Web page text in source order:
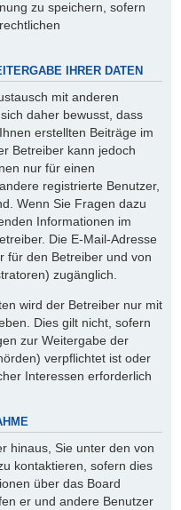
zu speichern, sofern
IHRER DATEN
mit anderen
daher bewusst, dass
erstellten Beiträge im
Betreiber kann jedoch
nur für einen
registrierte Benutzer,
Wenn Sie Fragen dazu
Informationen im
Die E-Mail-Adresse
für den Betreiber und von
zugänglich.
wird der Betreiber nur mit
Dies gilt nicht, sofern
zur Weitergabe der
verpflichtet ist oder
Interessen erforderlich
hinaus, Sie unter den von
kontaktieren, sofern dies
über das Board
er und andere Benutzer